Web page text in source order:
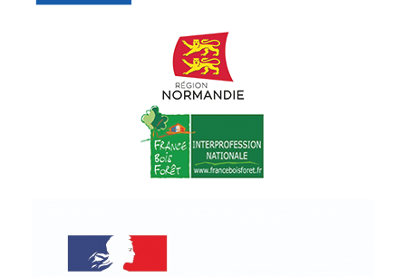
© Copyright - ProfessionsBois | Conception et réalisation :